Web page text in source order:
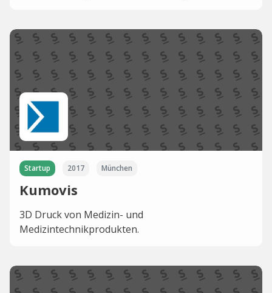
Startup 2017 München
Kumovis
3D Druck von Medizin- und
Medizintechnikprodukten.